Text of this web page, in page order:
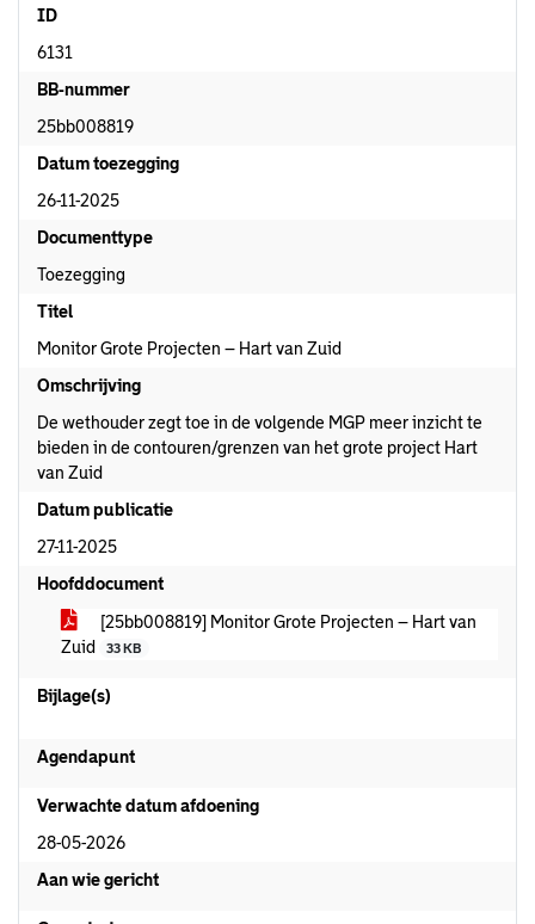
ID
6131
BB-nummer
25bb008819
Datum toezegging
26-11-2025
Documenttype
Toezegging
Titel
Monitor Grote Projecten – Hart van Zuid
Omschrijving
De wethouder zegt toe in de volgende MGP meer inzicht te
bieden in de contouren/grenzen van het grote project Hart
van Zuid
Datum publicatie
27-11-2025
Hoofddocument
[25bb008819] Monitor Grote Projecten – Hart van
Zuid
33 KB
Bijlage(s)
Agendapunt
Verwachte datum afdoening
28-05-2026
Aan wie gericht